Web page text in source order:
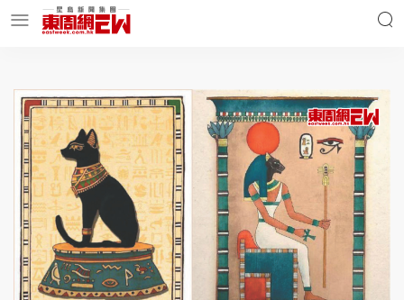
明星名人 時事財經
東周Ladies 優享生活
東周食玩通 會員活動